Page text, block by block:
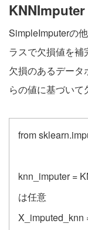
KNNImputer
SimpleImputerの
ラスで欠損値を補
欠損のあるデー
らの値に基づいて
from
knn_imputer =
は任意
X_imputed_knn